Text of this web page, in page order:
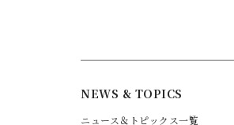
NEWS & TOPICS
ニュース＆トピックス一覧